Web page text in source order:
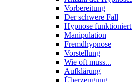
Vorbereitung
Der schwere Fall
Hypnose
Manipulation
Fremdhypnose
Vorstellung
Wie oft muss...
Aufklärung
Überzeugung